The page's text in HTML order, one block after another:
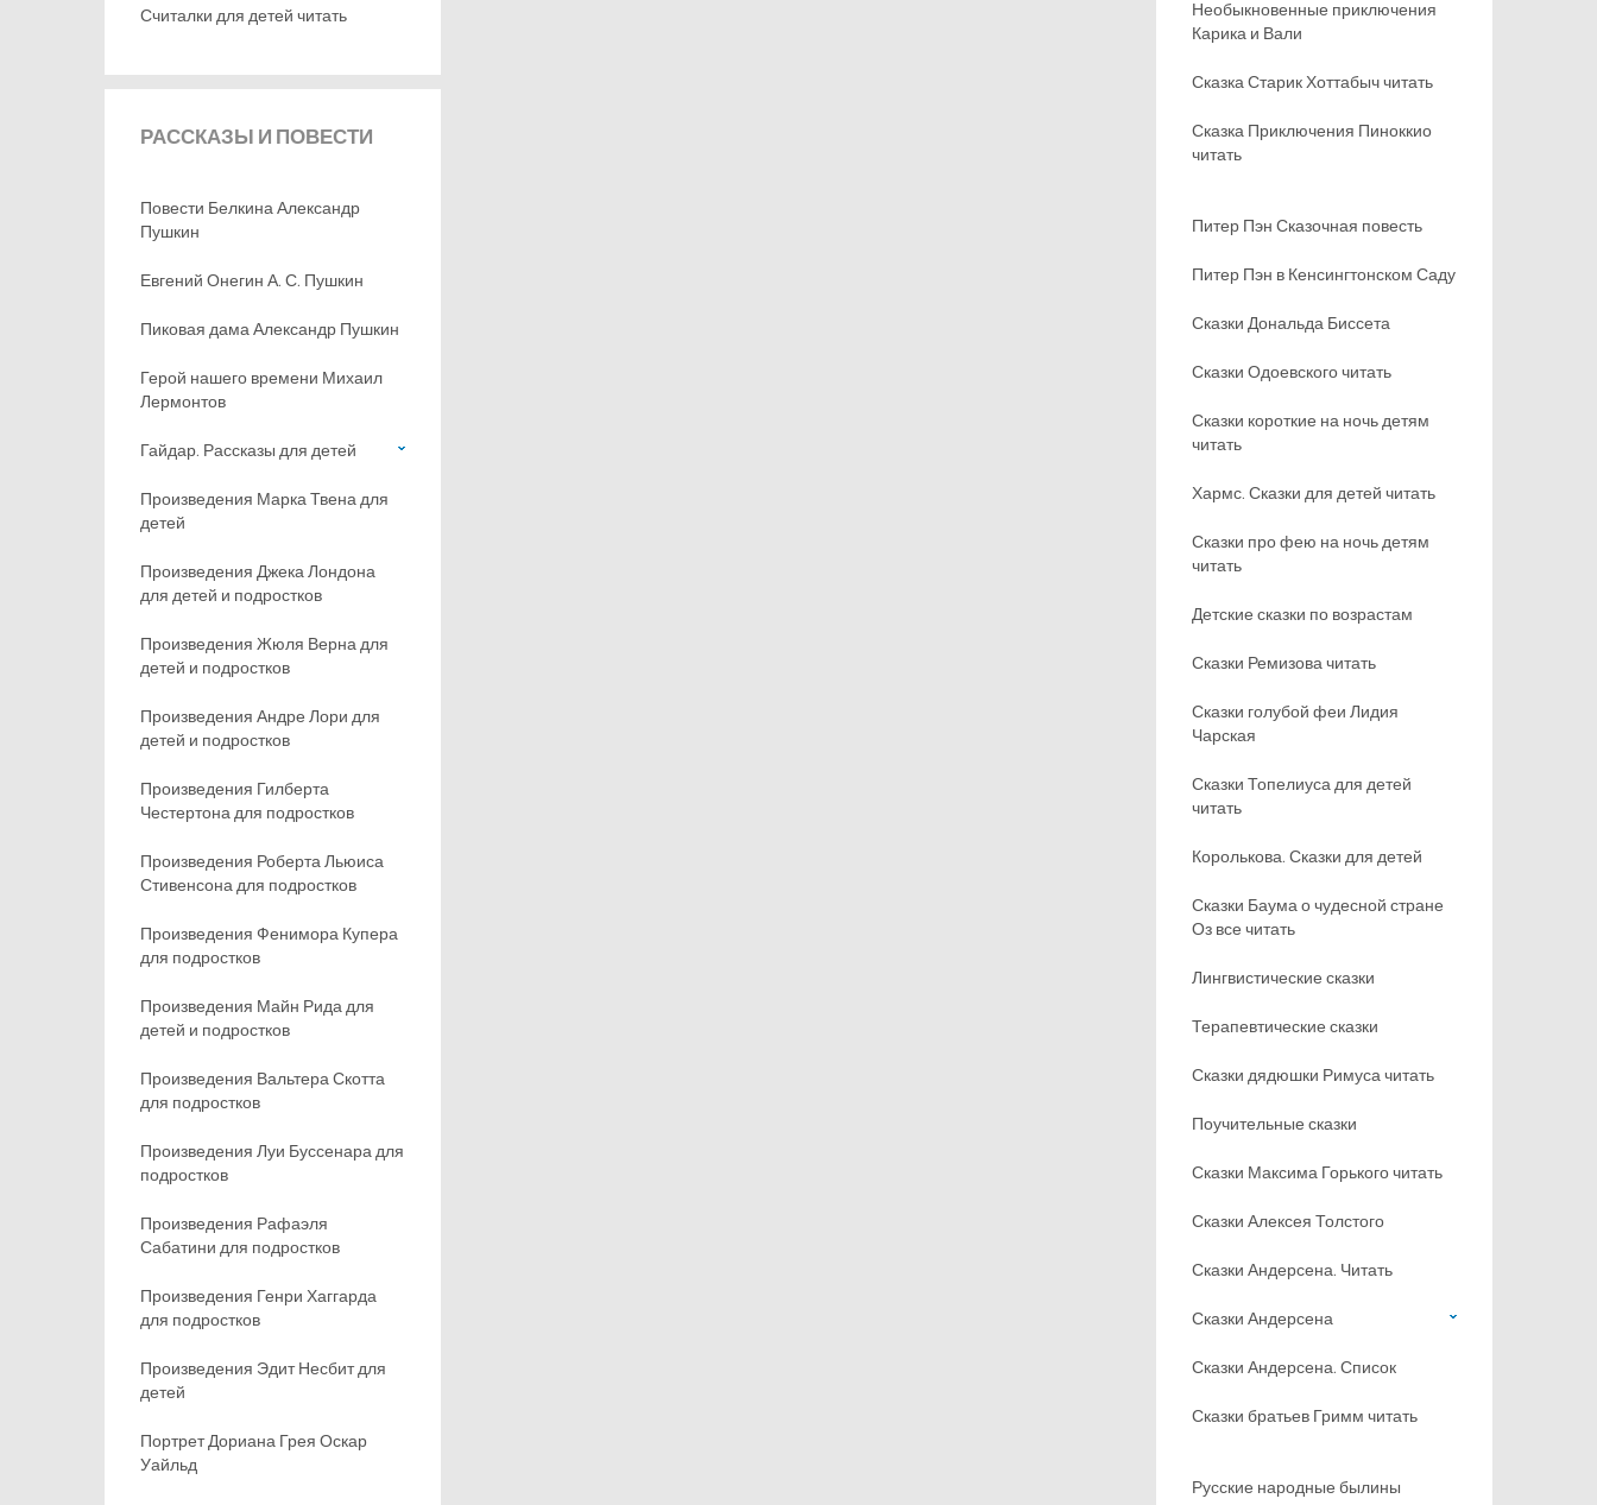
Считалки для детей читать
РАССКАЗЫ И ПОВЕСТИ
Повести Белкина Александр
Пушкин
Евгений Онегин А. С. Пушкин
Пиковая дама Александр Пушкин
Герой нашего времени Михаил
Лермонтов
Гайдар. Рассказы для детей
Произведения Марка Твена для
детей
Произведения Джека Лондона
для детей и подростков
Произведения Жюля Верна для
детей и подростков
Произведения Андре Лори для
детей и подростков
Произведения Гилберта
Честертона для подростков
Произведения Роберта Льюиса
Стивенсона для подростков
Произведения Фенимора Купера
для подростков
Произведения Майн Рида для
детей и подростков
Произведения Вальтера Скотта
для подростков
Произведения Луи Буссенара для
подростков
Произведения Рафаэля
Сабатини для подростков
Произведения Генри Хаггарда
для подростков
Произведения Эдит Несбит для
детей
Портрет Дориана Грея Оскар
Уайльд
Необыкновенные приключения
Карика и Вали
Сказка Старик Хоттабыч читать
Сказка Приключения Пиноккио
читать
Питер Пэн Сказочная повесть
Питер Пэн в Кенсингтонском Саду
Сказки Дональда Биссета
Сказки Одоевского читать
Сказки короткие на ночь детям
читать
Хармс. Сказки для детей читать
Сказки про фею на ночь детям
читать
Детские сказки по возрастам
Сказки Ремизова читать
Сказки голубой феи Лидия
Чарская
Сказки Топелиуса для детей
читать
Королькова. Сказки для детей
Сказки Баума о чудесной стране
Оз все читать
Лингвистические сказки
Терапевтические сказки
Сказки дядюшки Римуса читать
Поучительные сказки
Сказки Максима Горького читать
Сказки Алексея Толстого
Сказки Андерсена. Читать
Сказки Андерсена
Сказки Андерсена. Список
Сказки братьев Гримм читать
Русские народные былины